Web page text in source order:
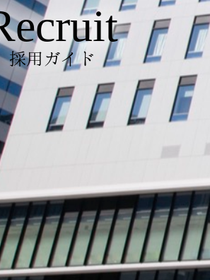
採用ガイド